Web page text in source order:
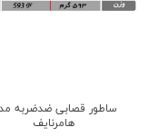
ساطور قصابی ضدضربه
هامرنایف